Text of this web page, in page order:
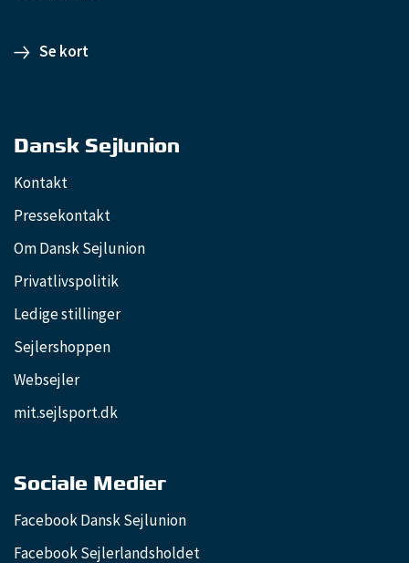
Se kort
Dansk Sejlunion
Kontakt
Pressekontakt
Om Dansk Sejlunion
Privatlivspolitik
Ledige stillinger
Sejlershoppen
Websejler
mit.sejlsport.dk
Sociale Medier
Facebook Dansk Sejlunion
Facebook Sejlerlandsholdet